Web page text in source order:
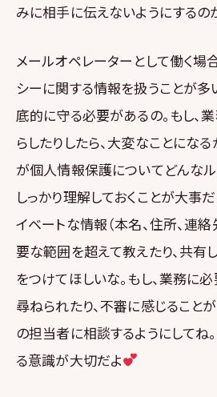
みに相手に伝えないようにするの
メールオペレーターとして働く場
シーに関する情報を扱うことが多
底的に守る必要があるの。もし、
らしたりしたら、大変なことになる
が個人情報保護についてどんなル
しっかり理解しておくことが大事
イベートな情報（本名、住所、連
要な範囲を超えて教えたり、共有
をつけてほしいな。もし、業務に
尋ねられたり、不審に感じること
の担当者に相談するようにしてね
る意識が大切だよ